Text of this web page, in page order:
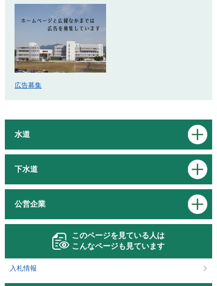
広告募集
水道
下水道
公営企業
このページを見ている人は
こんなページも見ています
入札情報